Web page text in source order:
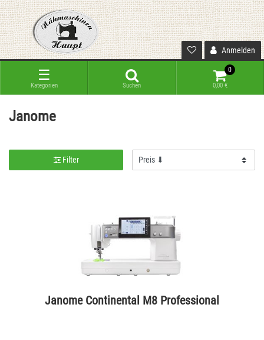
Anmelden
☰
Kategorien Suchen
0
0,00 €
Janome
Filter
Janome Continental M8 Professional